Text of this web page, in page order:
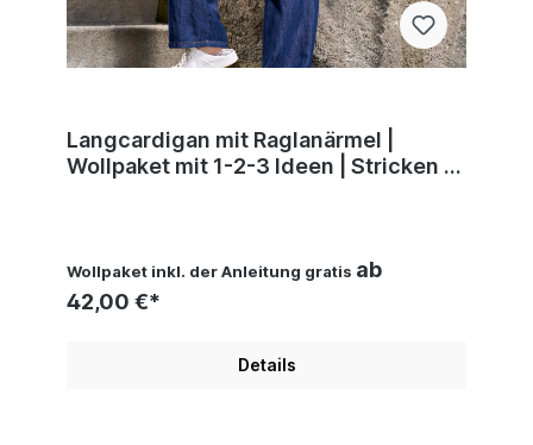
Langcardigan mit Raglanärmel |
Wollpaket mit 1-2-3 Ideen | Stricken |
Wollpaket inkl. der Anleitung gratis ab
42,00 €*
Details